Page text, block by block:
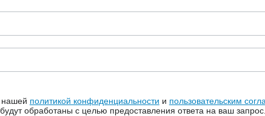
нашей политикой конфиденциальности и пользовательским
обработаны с целью предоставления ответа на ваш запрос.